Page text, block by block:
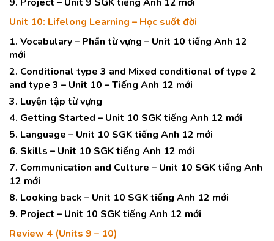
Unit 10: Lifelong Learning – Học suốt đời
1. Vocabulary – Phần từ vựng – Unit 10 tiếng Anh 12
mới
2. Conditional type 3 and Mixed conditional of type 2
and type 3 – Unit 10 – Tiếng Anh 12 mới
3. Luyện tập từ vựng
4. Getting Started – Unit 10 SGK tiếng Anh 12 mới
5. Language – Unit 10 SGK tiếng Anh 12 mới
6. Skills – Unit 10 SGK tiếng Anh 12 mới
7. Communication and Culture – Unit 10 SGK tiếng Anh
12 mới
8. Looking back – Unit 10 SGK tiếng Anh 12 mới
9. Project – Unit 10 SGK tiếng Anh 12 mới
Review 4 (Units 9 – 10)